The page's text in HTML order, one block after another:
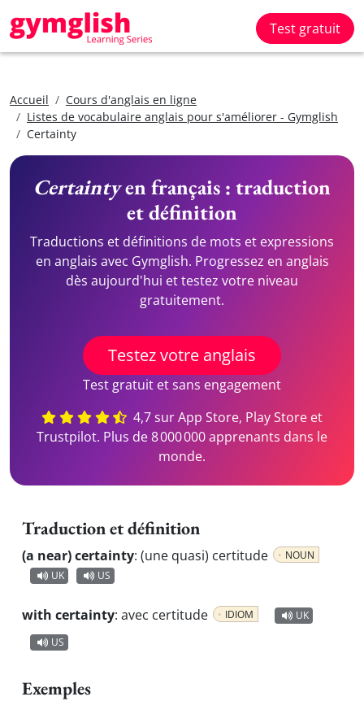
Test gratuit
Accueil
Cours d'anglais en ligne
Listes de vocabulaire anglais pour s'améliorer - Gymglish
Certainty
Certaintyen français : traduction
et définition
Traductions et définitions de mots et expressions
en anglais avec Gymglish. Progressez en anglais
dès aujourd'hui et testez votre niveau
gratuitement.
Testez votre anglais
Test gratuit et sans engagement
4,7 sur App Store, Play Store et
Trustpilot. Plus de 8 000 000 apprenants dans le
monde.
Traduction et définition
(a near) certainty: (une quasi) certitude
NOUN
UK
US
with certainty: avec certitude IDIOM
UK
US
Exemples